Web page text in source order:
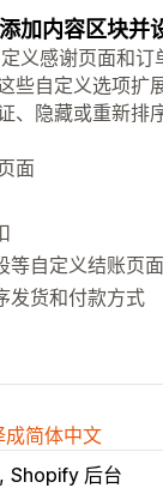
加内容区块并
义感谢页面和
些自定义选项扩
、隐藏或重新排
面
等自定义结账页面
发货和付款方式
成简体中文
Shopify 后台